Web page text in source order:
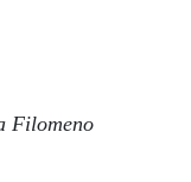
Filomeno